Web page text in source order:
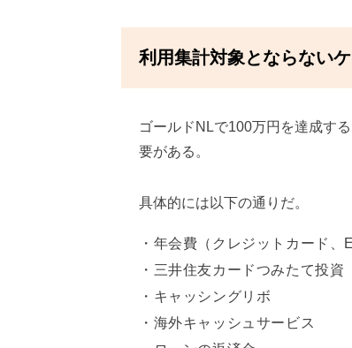
利用集計対象とならない
ゴールドNLで100万円を達成す
要がある。
具体的には以下の通りだ。
年会費（クレジットカード、
三井住友カードつみたて投資
キャッシングリボ
海外キャッシュサービス